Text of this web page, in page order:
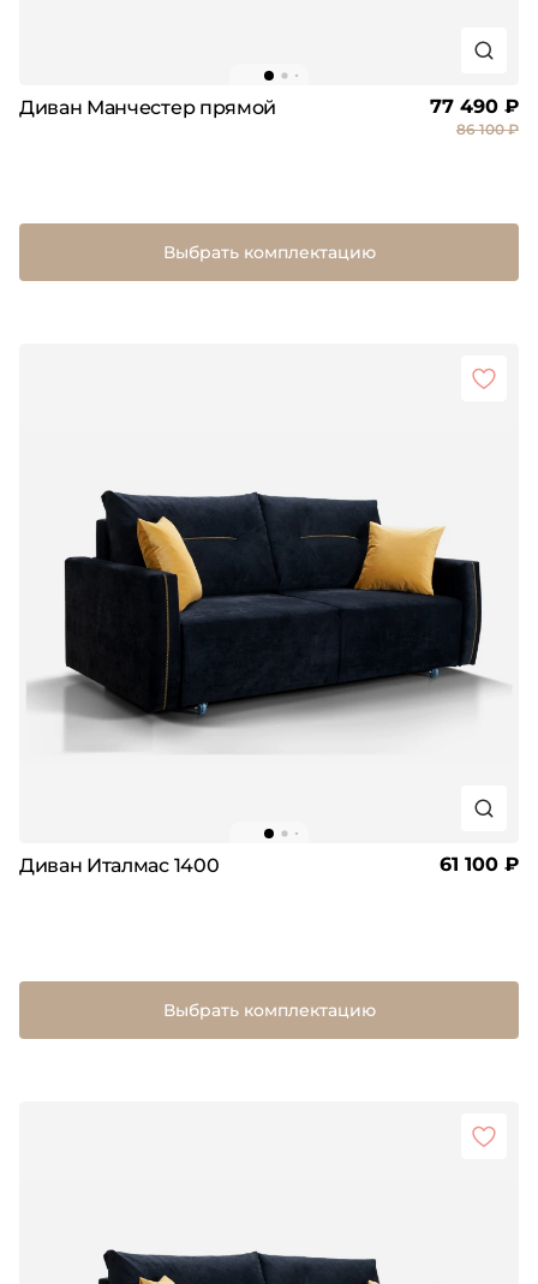
Диван Манчестер прямой 77 490 ₽
86 100 ₽
Выбрать комплектацию
Диван Италмас 1400 61 100 ₽
Выбрать комплектацию